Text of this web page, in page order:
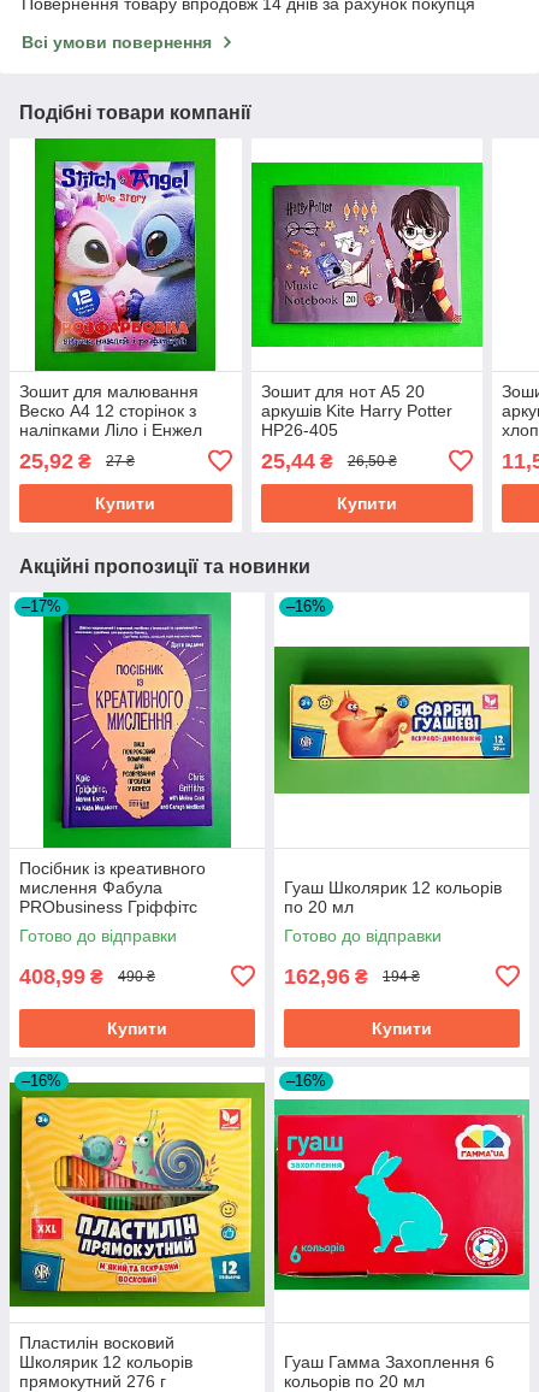
Повернення товару впродовж 14 днів за рахунок покупця
Всі умови повернення
Подібні товари компанії
Зошит для малювання
Веско А4 12 сторінок з
наліпками Ліло і Енжел
25,92 ₴ 27 ₴
Купити
Зошит для нот А5 20
аркушів Kite Harry Potter
HP26-405
25,44₴ 26,50 ₴
Купити
Акційні пропозиції та новинки
–17%
Посібник із креативного
мислення Фабула
PRObusiness Гріффітс
фіолетова
Готово до відправки
408,99 ₴ 490 ₴
Купити
–16%
Гуаш Школярик 12 кольорів
по 20 мл
Готово до відправки
162,96 ₴ 194 ₴
Купити
–16%
Пластилін восковий
Школярик 12 кольорів
прямокутний 276 г
–16%
Гуаш Гамма Захоплення 6
кольорів по 20 мл